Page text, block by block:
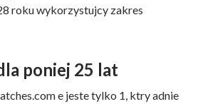
roku wykorzystujcy zakres
poniej 25 lat
e jeste tylko 1, ktry adnie